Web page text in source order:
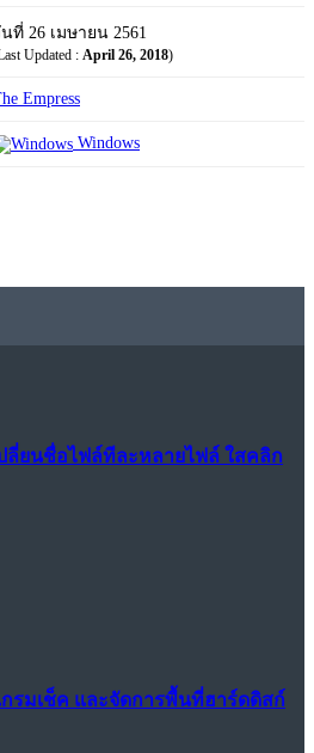
ที่ 26 เมษายน 2561
Updated : April 26, 2018)
Empress
Windows
ปลี่ยนชื่อไฟล์ทีละหลายไฟล์ ใสคลิก
กรมเช็ค และจัดการพื้นที่ฮาร์ดดิสก์